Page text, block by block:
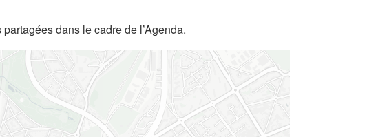
dans le cadre de l’Agenda.